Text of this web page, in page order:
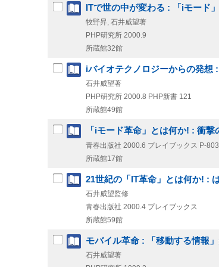
ITで世の中が変わる : 「iモード
牧野昇, 石井威望著
PHP研究所 2000.9
所蔵館32館
iバイオテクノロジーからの発想
石井威望著
PHP研究所 2000.8 PHP新書 121
所蔵館49館
「iモード革命」とは何か! : 衝
青春出版社 2000.6 プレイブックス P-803
所蔵館17館
21世紀の「IT革命」とは何か! :
石井威望監修
青春出版社 2000.4 プレイブックス
所蔵館59館
モバイル革命 : 「移動する情報
石井威望著